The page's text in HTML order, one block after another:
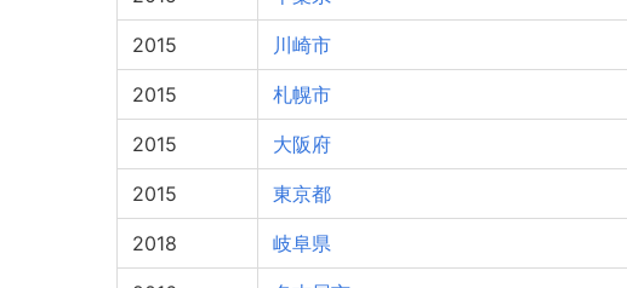
2015 川崎市
2015 札幌市
2015 大阪府
2015 東京都
2018 岐阜県